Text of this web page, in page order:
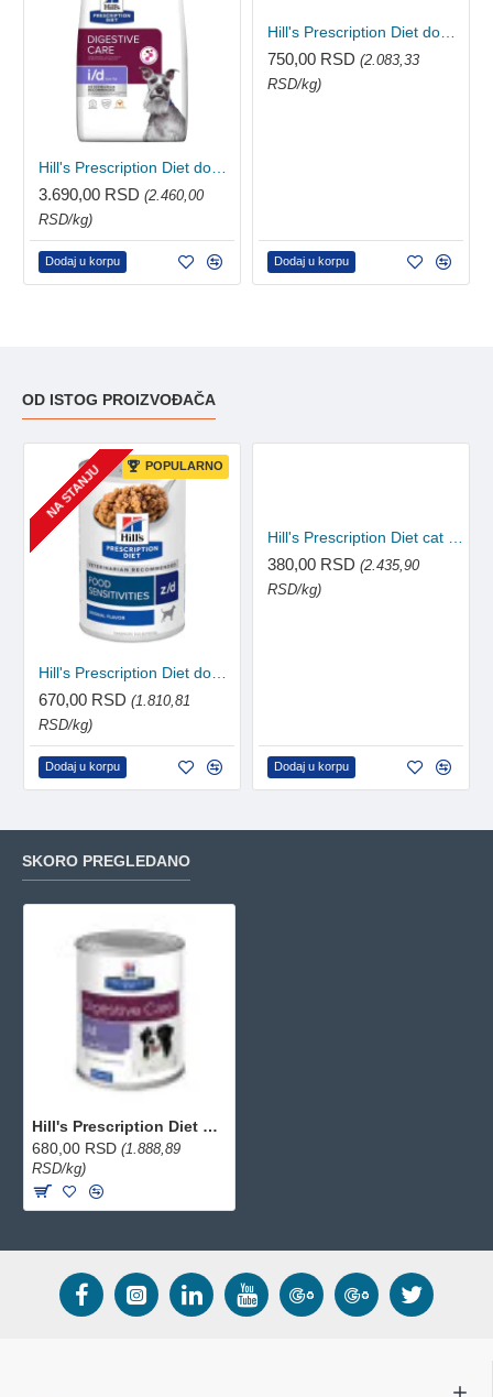
3.690,00 RSD (2.460,00
RSD/kg)
Dodaj u korpu
750,00 RSD (2.083,33
RSD/kg)
Dodaj u korpu
OD ISTOG PROIZVOĐAČA
POPULARNO
NA STANJU
670,00 RSD (1.810,81
RSD/kg)
Dodaj u korpu
380,00 RSD (2.435,90
RSD/kg)
Dodaj u korpu
SKORO PREGLEDANO
Hill's Prescription Diet dog veterinarska dijeta I/D Low fat konzerva 360g
680,00 RSD (1.888,89
RSD/kg)